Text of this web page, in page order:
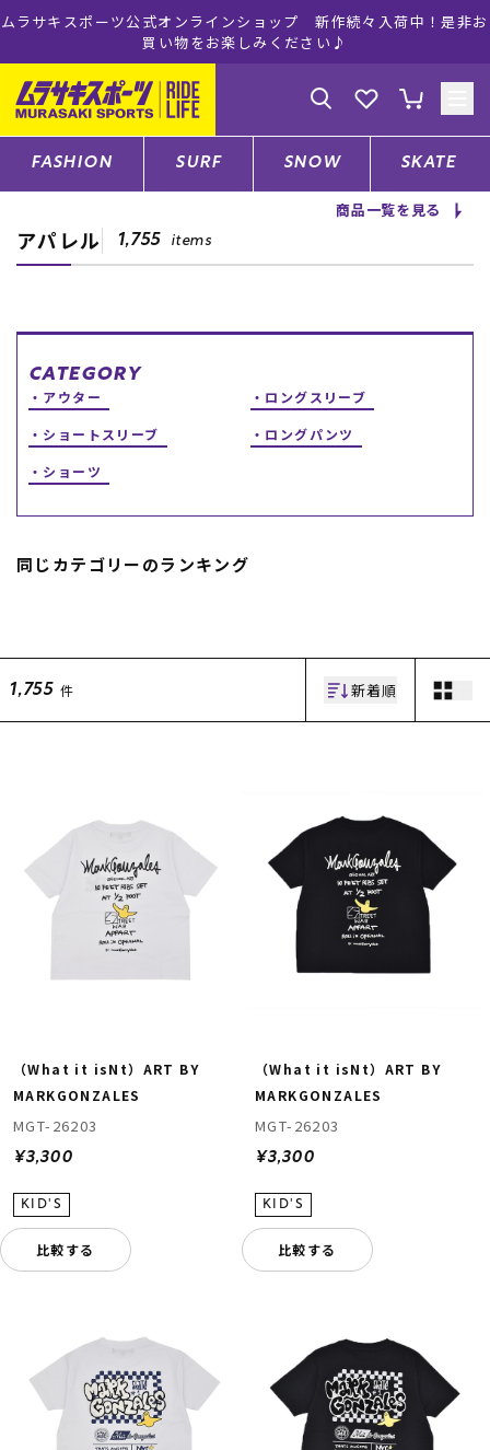
ツ公式オンラインショップ 新作続々入荷中！是非お
買い物をお楽しみください♪
ムラサキス
ゲスト様
ログイン 会員登録
店舗一覧
CATEGORY
ファッションTOP
サーフTOP
CONTENTS
スタッフスナップ
中古/アウトレット サー
フ
中古/アウトレット スノ
SUPPORT
アフターサポート
下取り保証について
よくある質問
店舗一覧
お問い合わせ
ニュース
ムラサキスポーツ 公式アプリ
ポイント・クーポンもこのアプリで！
FASHION SURF SNOW SKATE
商品一覧を見る
アパレル 1,755 items
CATEGORY
アウター
ロングスリーブ
ショートスリーブ
ロングパンツ
ショーツ
同じカテゴリーのランキング
1,755 件 新着順
（What it isNt）ART BY
MARKGONZALES
MGT-26203
¥3,300
比較する
（What it isNt）ART BY
MARKGONZALES
MGT-26203
¥3,300
比較する